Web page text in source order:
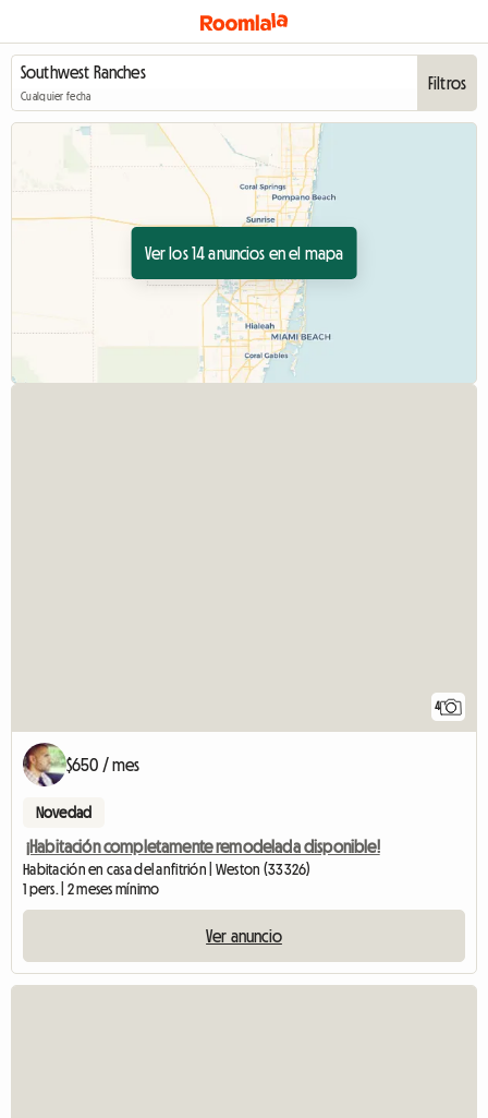
Cualquier fecha
Filtros
Ver los 14 anuncios en el mapa
4
$650 / mes
Novedad
¡Habitación completamente remodelada disponible!
Habitación en casa del anfitrión | Weston (33326)
1 pers. | 2 meses mínimo
Ver anuncio